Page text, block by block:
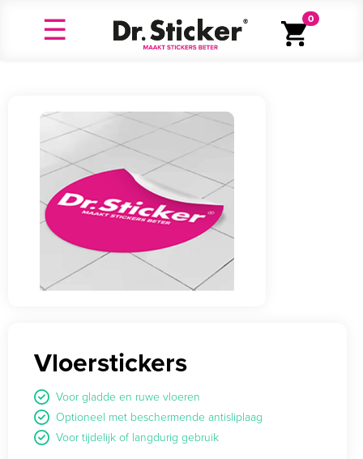
0
Vloerstickers
Voor gladde en ruwe vloeren
Optioneel met beschermende antisliplaag
Voor tijdelijk of langdurig gebruik